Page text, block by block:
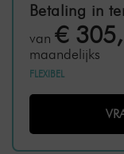
Betaling in
van €
maandelijks
FLEXIBEL